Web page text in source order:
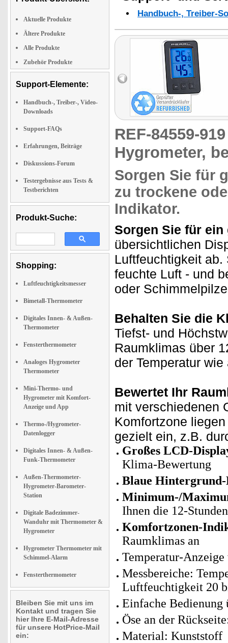
Aktuelle Produkte
Ältere Produkte
Alle Produkte
Zubehör Produkte
Support-Elemente:
Handbuch-, Treiber-, Video-
Downloads
Support-FAQs
Erfahrungen, Beiträge
Diskussions-Forum
Testergebnisse aus Tests &
Testberichten
Produkt-Suche:
Shopping:
Luftfeuchtigkeitsmesser
Bimetall-Thermometer
Digitales Innen- & Außen-
Thermometer
Fensterthermometer
Analoges Hygrometer
Thermometer
Mini-Thermo- und
Hygrometer mit Komfort-
Anzeige und App
Thermo-/Hygrometer-
Datenlogger
Digitales Innen- & Außen-
Funk-Thermometer
Außen-Thermometer-
Hygrometer-Barometer-
Station
Digitale Badezimmer-
Wanduhr mit Thermometer &
Hygrometer
Hygrometer Thermometer mit
Schimmel-Alarm
Fensterthermometer
Bleiben Sie mit uns im
Kontakt und tragen Sie
hier Ihre E-Mail-Adresse
für unsere HotPrice-Mail
ein:
Handbuch-, Treiber-
REF-84559-
Hygrometer,
Sorgen Sie für
zu trockene
Indikator.
Sorgen Sie für
übersichtlichen
Luftfeuchtigkeit
feuchte Luft - und
oder
Behalten Sie die
Tiefst- und
Raumklimas über
der Temperatur
Bewertet Ihr
mit verschiedenen
Komfortzone
gezielt ein, z.B.
Großes LCD-
Klima-Bewertung
Blaue Hintergrund-
Minimum-/
Ihnen die 12-
Komfortzonen-
Raumklimas an
Temperatur-
Messbereiche:
Luftfeuchtigkeit 20
Einfache Bedienung
Öse an der
Material: Kunststoff